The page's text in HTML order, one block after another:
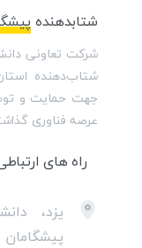
شتابدهنده
شرکت تعاونی
شتاب‌دهنده
جهت حمایت و
عرصه فناوری
راه های
یزد،
پیشگامان